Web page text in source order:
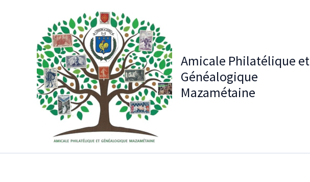
Amicale Philatélique et
Généalogique
Mazamétaine